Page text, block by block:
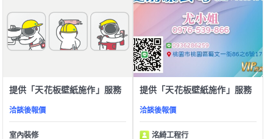
提供「天花板壁紙施作」服務
洽談後報價
室內裝修
提供「天花板壁紙施作」服務
洽談後報價
洺綺工程行